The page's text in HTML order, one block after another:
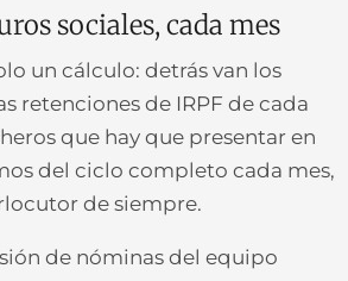
sociales, cada mes
un cálculo: detrás van los
retenciones de IRPF de cada
que hay que presentar en
del ciclo completo cada mes,
de siempre.
de nóminas del equipo